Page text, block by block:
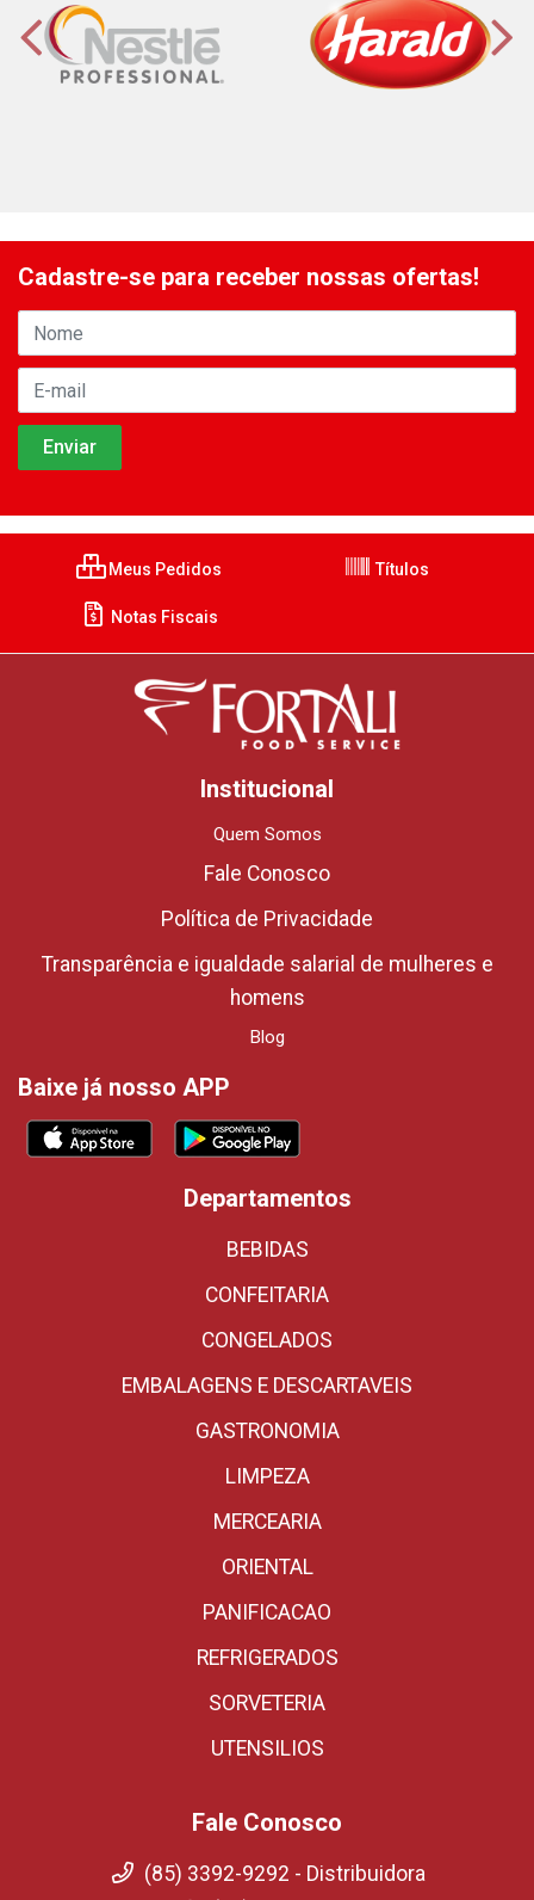
Cadastre-se para receber nossas ofertas!
Meus Pedidos Títulos
Notas Fiscais
Institucional
Quem Somos
Fale Conosco
Política de Privacidade
Transparência e igualdade salarial de mulheres e
homens
Blog
Baixe já nosso APP
Departamentos
BEBIDAS
CONFEITARIA
CONGELADOS
EMBALAGENS E DESCARTAVEIS
GASTRONOMIA
LIMPEZA
MERCEARIA
ORIENTAL
PANIFICACAO
REFRIGERADOS
SORVETERIA
UTENSILIOS
Fale Conosco
(85) 3392-9292 - Distribuidora